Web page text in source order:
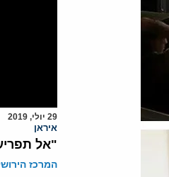
29 יולי, 2019
איראן
"אל
המרכז